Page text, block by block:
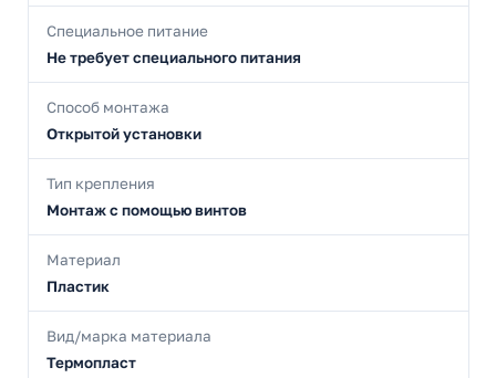
Специальное питание
Не требует специального питания
Способ монтажа
Открытой установки
Тип крепления
Монтаж с помощью винтов
Материал
Пластик
Вид/марка материала
Термопласт